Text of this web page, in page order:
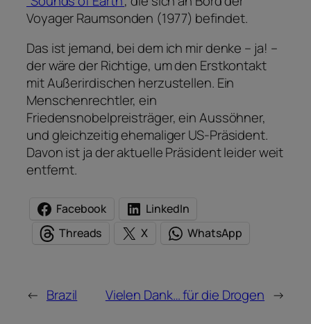
Voyager Raumsonden (1977) befindet.
Das ist jemand, bei dem ich mir denke – ja! –
der wäre der Richtige, um den Erstkontakt
mit Außerirdischen herzustellen. Ein
Menschenrechtler, ein
Friedensnobelpreisträger, ein Aussöhner,
und gleichzeitig ehemaliger US-Präsident.
Davon ist ja der aktuelle Präsident leider weit
entfernt.
Facebook
LinkedIn
Threads
X WhatsApp
← Brazil Vielen Dank… für die Drogen →